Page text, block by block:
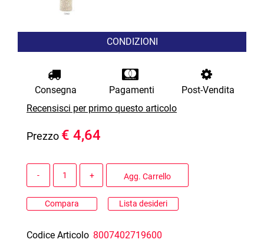
CONDIZIONI
Consegna Pagamenti
Post-Vendita
Recensisci per primo questo articolo
Prezzo € 4,64
Agg. Carrello
Compara Lista desideri
Codice Articolo 8007402719600